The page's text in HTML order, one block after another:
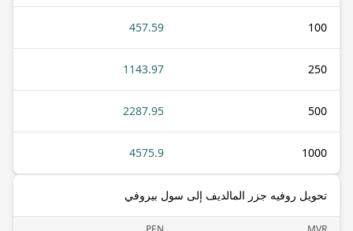
100
457.59
250
1143.97
500
2287.95
1000
4575.9
تحويل روفيه جزر المالديف إلى سول بيروفي